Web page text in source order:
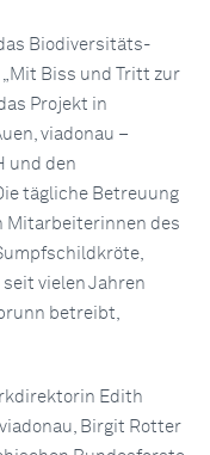
Biodiversitäts-
Biss und Tritt zur
Projekt in
viadonau –
und den
tägliche Betreuung
Mitarbeiterinnen des
vielen Jahren
betreibt,
Edith
Birgit Rotter